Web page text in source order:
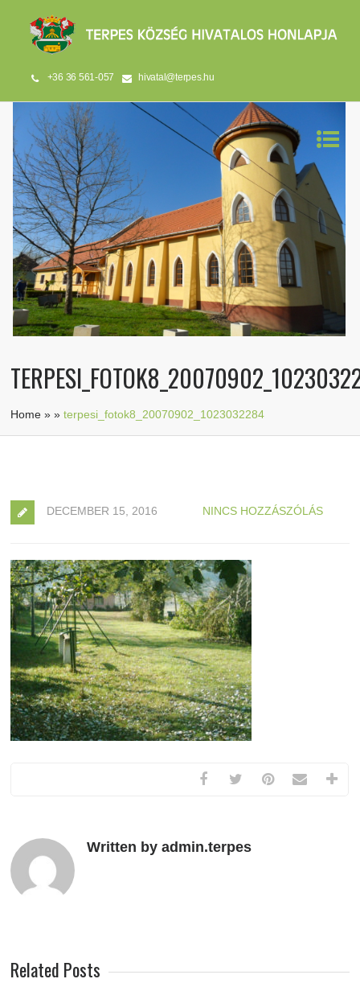
+36 36 561-057 hivatal@terpes.hu
Home »»terpesi_fotok8_20070902_1023032284
DECEMBER 15, 2016 NINCS HOZZÁSZÓLÁS
Written by admin.terpes
Related Posts